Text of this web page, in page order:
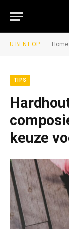
U BENT OP: Home
TIPS
keuze